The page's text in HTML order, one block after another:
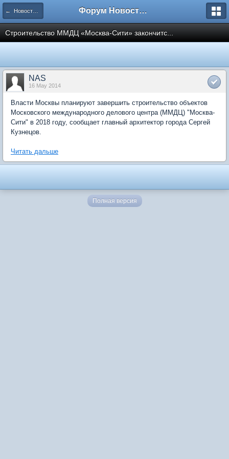
← Новости рынка недвижимости Форум Новостройки
Строительство ММДЦ «Москва-Сити» закончитс...
NAS
16 May 2014
Власти Москвы планируют завершить строительство объектов
Московского международного делового центра (ММДЦ) "Москва-
Сити" в 2018 году, сообщает главный архитектор города Сергей
Кузнецов.
Читать дальше
Полная версия